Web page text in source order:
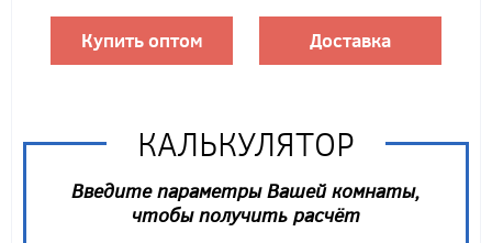
Купить оптом Доставка
КАЛЬКУЛЯТОР
Введите параметры Вашей комнаты,
чтобы получить расчёт